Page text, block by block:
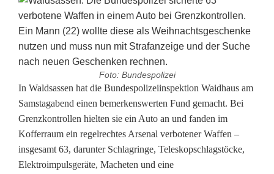
Foto: Bundespolizei
6
3
v
e
In Waldsassen hat die Bundespolizeiinspektion Waidhaus am
Samstagabend einen bemerkenswerten Fund gemacht. Bei
Grenzkontrollen hielten sie ein Auto an und fanden im
Kofferraum ein regelrechtes Arsenal verbotener Waffen –
insgesamt 63, darunter Schlagringe, Teleskopschlagstöcke,
Elektroimpulsgeräte, Macheten und eine